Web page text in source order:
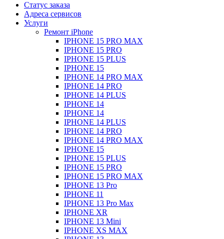
Статус заказа
Адреса сервисов
Услуги
Ремонт iPhone
IPHONE 15 PRO MAX
IPHONE 15 PRO
IPHONE 15 PLUS
IPHONE 15
IPHONE 14 PRO MAX
IPHONE 14 PRO
IPHONE 14 PLUS
IPHONE 14
IPHONE 14
IPHONE 14 PLUS
IPHONE 14 PRO
IPHONE 14 PRO MAX
IPHONE 15
IPHONE 15 PLUS
IPHONE 15 PRO
IPHONE 15 PRO MAX
IPHONE 13 Pro
IPHONE 11
IPHONE 13 Pro Max
IPHONE XR
IPHONE 13 Mini
IPHONE XS MAX